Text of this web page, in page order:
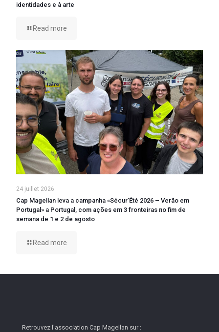
identidades e à arte
Read more
24 juillet 2026
Cap Magellan leva a campanha «Sécur’Été 2026 – Verão em
Portugal» a Portugal, com ações em 3 fronteiras no fim de
semana de 1 e 2 de agosto
Read more
Retrouvez l'association Cap Magellan sur :